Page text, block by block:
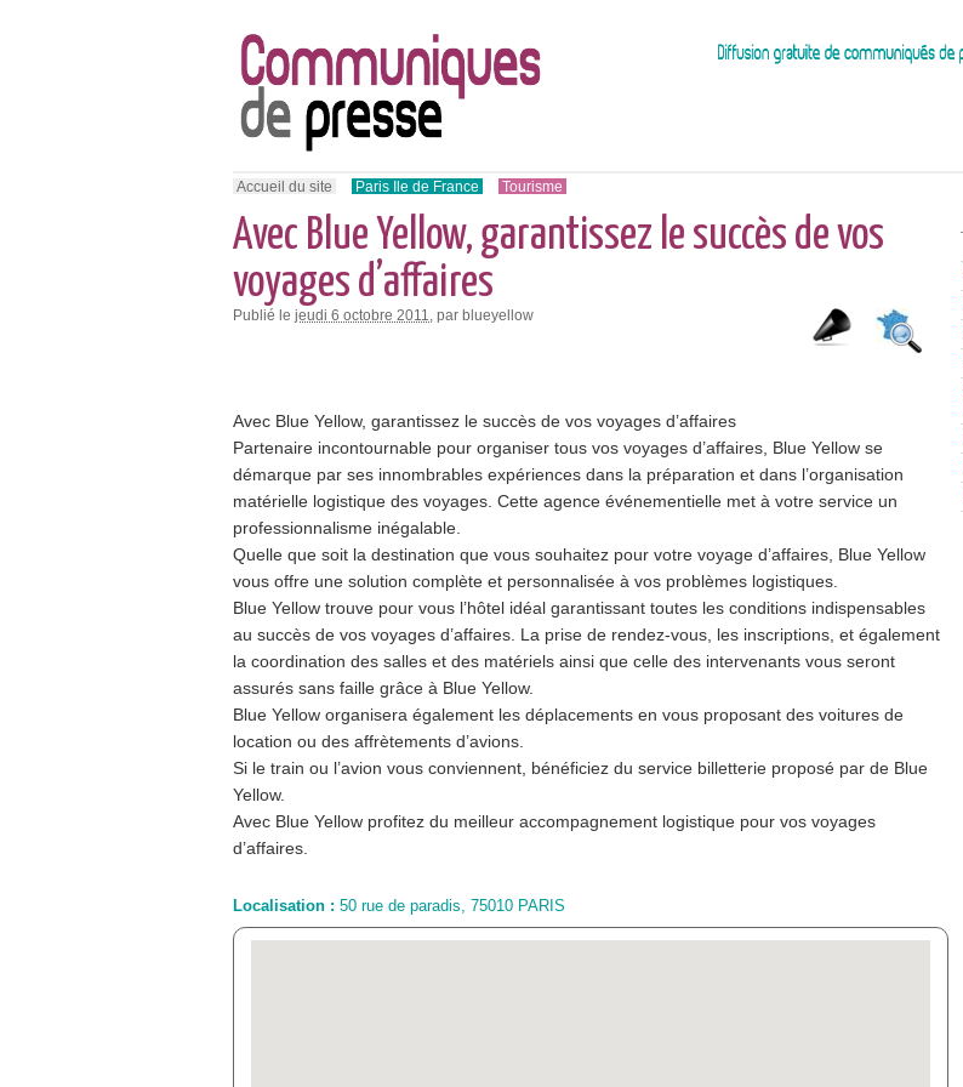
Accueil du site Paris Ile de France Tourisme
Avec Blue Yellow, garantissez le succès de vos
voyages d’affaires
Publié le jeudi 6 octobre 2011 , par blueyellow
Avec Blue Yellow, garantissez le succès de vos voyages d’affaires
Partenaire incontournable pour organiser tous vos voyages d’affaires, Blue Yellow se
démarque par ses innombrables expériences dans la préparation et dans l’organisation
matérielle logistique des voyages. Cette agence événementielle met à votre service un
professionnalisme inégalable.
Quelle que soit la destination que vous souhaitez pour votre voyage d’affaires, Blue Yellow
vous offre une solution complète et personnalisée à vos problèmes logistiques.
Blue Yellow trouve pour vous l’hôtel idéal garantissant toutes les conditions indispensables
au succès de vos voyages d’affaires. La prise de rendez-vous, les inscriptions, et également
la coordination des salles et des matériels ainsi que celle des intervenants vous seront
assurés sans faille grâce à Blue Yellow.
Blue Yellow organisera également les déplacements en vous proposant des voitures de
location ou des affrètements d’avions.
Si le train ou l’avion vous conviennent, bénéficiez du service billetterie proposé par de Blue
Yellow.
Avec Blue Yellow profitez du meilleur accompagnement logistique pour vos voyages
d’affaires.
Localisation : 50 rue de paradis, 75010 PARIS